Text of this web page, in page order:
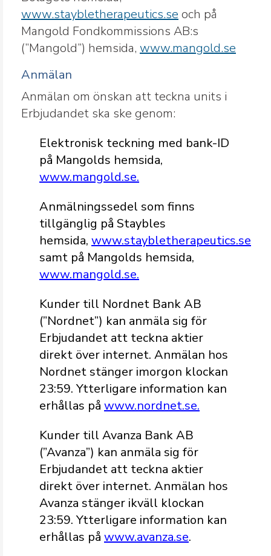
www.staybletherapeutics.se och på
Mangold Fondkommissions AB:s
(”Mangold”) hemsida, www.mangold.se
Anmälan
Anmälan om önskan att teckna units i
Erbjudandet ska ske genom:
Elektronisk teckning med bank-ID
på Mangolds hemsida,
www.mangold.se.
Anmälningssedel som finns
tillgänglig på Staybles
hemsida, www.staybletherapeutics.se
samt på Mangolds hemsida,
www.mangold.se.
Kunder till Nordnet Bank AB
(”Nordnet”) kan anmäla sig för
Erbjudandet att teckna aktier
direkt över internet. Anmälan hos
Nordnet stänger imorgon klockan
23:59. Ytterligare information kan
erhållas på www.nordnet.se.
Kunder till Avanza Bank AB
(”Avanza”) kan anmäla sig för
Erbjudandet att teckna aktier
direkt över internet. Anmälan hos
Avanza stänger ikväll klockan
23:59. Ytterligare information kan
erhållas på www.avanza.se.